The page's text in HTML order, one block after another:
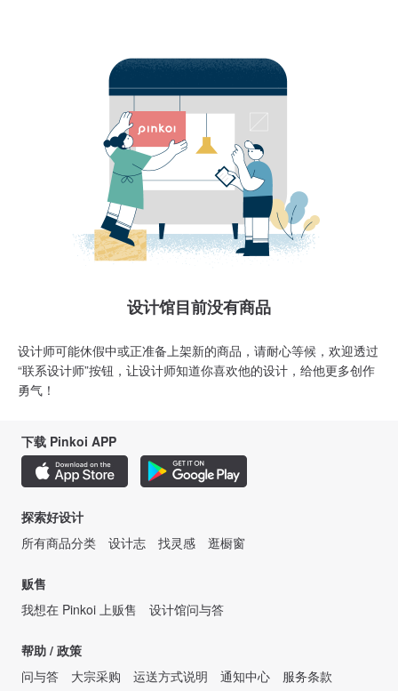
设计馆目前没有商品
设计师可能休假中或正准备上架新的商品，请耐心等候，欢迎透过
“联系设计师”按钮，让设计师知道你喜欢他的设计，给他更多创作
勇气！
下载 Pinkoi APP
探索好设计
所有商品分类
设计志 找灵感 逛橱窗
贩售
我想在 Pinkoi 上贩售
设计馆问与答
帮助 / 政策
问与答
大宗采购 运送方式说明 通知中心
服务条款